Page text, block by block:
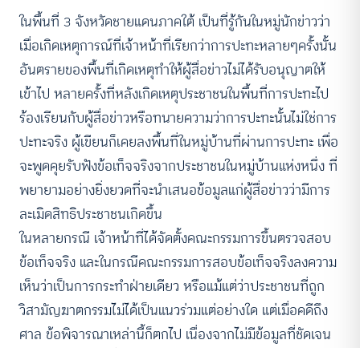
ในพื้นที่ 3 จังหวัดชายแดนภาคใต้ เป็นที่รู้กันในหมู่นักข่าวว่า
เมื่อเกิดเหตุการณ์ที่เจ้าหน้าที่เรียกว่าการปะทะหลายๆครั้งนั้น
อันตรายของพื้นที่เกิดเหตุทำให้ผู้สื่อข่าวไม่ได้รับอนุญาตให้
เข้าไป หลายครั้งที่หลังเกิดเหตุประชาชนในพื้นที่การปะทะไป
ร้องเรียนกับผู้สื่อข่าวหรือทนายความว่าการปะทะนั้นไม่ใช่การ
ปะทะจริง ผู้เขียนก็เคยลงพื้นที่ในหมู่บ้านที่ผ่านการปะทะ เพื่อ
จะพูดคุยรับฟังข้อเท็จจริงจากประชาชนในหมู่บ้านแห่งหนึ่ง ที่
พยายามอย่างยิ่งยวดที่จะนำเสนอข้อมูลแก่ผู้สื่อข่าวว่ามีการ
ละเมิดสิทธิประชาชนเกิดขึ้น
ในหลายกรณี เจ้าหน้าที่ได้จัดตั้งคณะกรรมการขึ้นตรวจสอบ
ข้อเท็จจริง และในกรณีคณะกรรมการสอบข้อเท็จจริงลงความ
เห็นว่าเป็นการกระทำฝ่ายเดียว หรือแม้แต่ว่าประชาชนที่ถูก
วิสามัญฆาตกรรมไม่ได้เป็นแนวร่วมแต่อย่างใด แต่เมื่อคดีถึง
ศาล ข้อพิจารณาเหล่านี้ก็ตกไป เนื่องจากไม่มีข้อมูลที่ชัดเจน